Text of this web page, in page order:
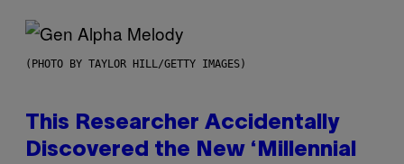
(PHOTO BY TAYLOR HILL/GETTY IMAGES)
This Researcher Accidentally
Discovered the New ‘Millennial